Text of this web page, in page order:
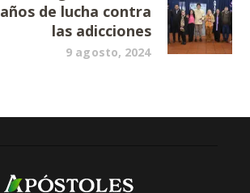
años de lucha contra
las adicciones
9 agosto, 2024